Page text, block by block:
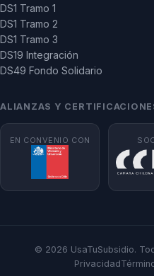
DS1 Tramo 1
DS1 Tramo 2
DS1 Tramo 3
DS19 Integración
DS49 Fondo Solidario
ALIANZAS Y
EN CONVENIO CON
© 2026 UsaTuSubsidio.
Privacidad